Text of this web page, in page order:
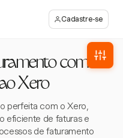
Cadastre-se
com
Xero
perfeita com o Xero,
eficiente de faturas e
de faturamento